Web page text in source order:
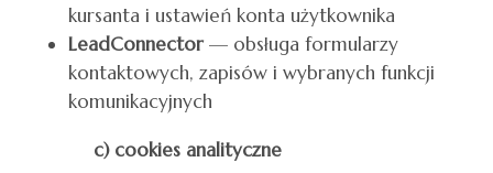
kursanta i ustawień konta użytkownika
LeadConnector— obsługa formularzy
kontaktowych, zapisów i wybranych funkcji
komunikacyjnych
c) cookies analityczne